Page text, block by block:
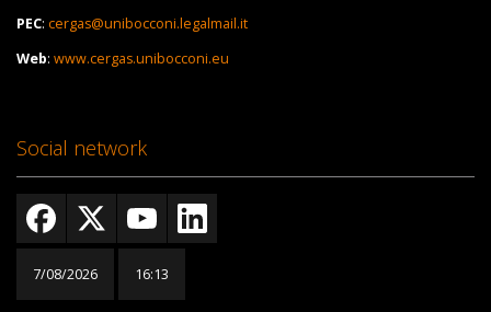
PEC: cergas@unibocconi.legalmail.it
Web: www.cergas.unibocconi.eu
Social network
7/08/2026 16:13